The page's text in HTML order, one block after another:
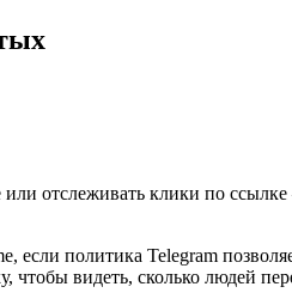
отслеживать клики по
если политика Telegram
видеть, сколько людей